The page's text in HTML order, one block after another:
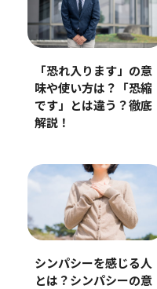
「恐れ入ります」の意
味や使い方は？「恐縮
です」とは違う？徹底
解説！
シンパシーを感じる人
とは？シンパシーの意